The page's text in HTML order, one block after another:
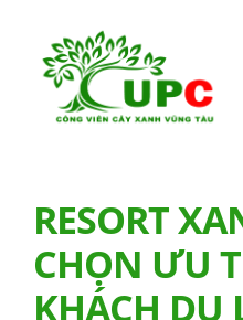
content
RESORT
CHỌN ƯU
KHÁCH DU